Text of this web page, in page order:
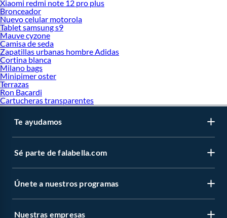
Xiaomi redmi note 12 pro plus
Bronceador
Nuevo celular motorola
Tablet samsung s9
Mauve cyzone
Camisa de seda
Zapatillas urbanas hombre Adidas
Cortina blanca
Milano bags
Minipimer oster
Terrazas
Ron Bacardi
Cartucheras transparentes
Te ayudamos
Sé parte de falabella.com
Únete a nuestros programas
Nuestras empresas